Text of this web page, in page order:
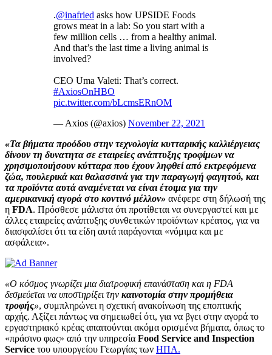
.@inafried asks how UPSIDE Foods
grows meat in a lab: So you start with a
few million cells … from a healthy animal.
And that’s the last time a living animal is
involved?
CEO Uma Valeti: That’s correct.
#AxiosOnHBO
pic.twitter.com/bLcmsERnOM
— Axios (@axios) November 22, 2021
«Τα βήματα προόδου στην τεχνολογία κυτταρικής καλλιέργειας
δίνουν τη δυνατητα σε εταιρείες ανάπτυξης τροφίμων να
χρησιμοποιήσουν κύτταρα που έχουν ληφθεί από εκτρεφόμενα
ζώα, πουλερικά και θαλασσινά για την παραγωγή φαγητού, και
τα προϊόντα αυτά αναμένεται να είναι έτοιμα για την
αμερικανική αγορά στο κοντινό μέλλον» ανέφερε στη δήλωσή της
η FDA. Πρόσθεσε μάλιστα ότι προτίθεται να συνεργαστεί και με
άλλες εταιρείες ανάπτυξης συνθετικών προϊόντων κρέατος, για να
διασφαλίσει ότι τα είδη αυτά παράγονται «νόμιμα και με
ασφάλεια».
«Ο κόσμος γνωρίζει μια διατροφική επανάσταση και η FDA
δεσμεύεται να υποστηρίξει την καινοτομία στην προμήθεια
τροφής», συμπληρώνει η σχετική ανακοίνωση της εποπτικής
αρχής. Αξίζει πάντως να σημειωθεί ότι, για να βγει στην αγορά το
εργαστηριακό κρέας απαιτούνται ακόμα ορισμένα βήματα, όπως το
«πράσινο φως» από την υπηρεσία Food Service and Inspection
Service του υπουργείου Γεωργίας των ΗΠΑ.